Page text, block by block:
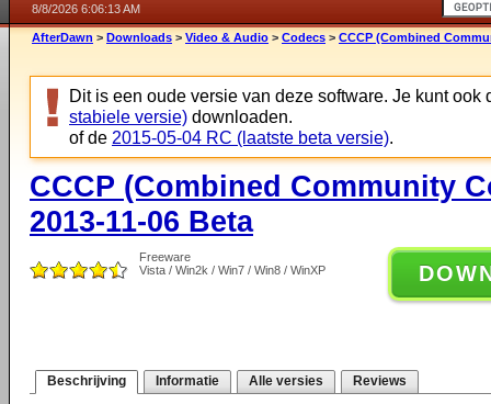
8/8/2026 6:06:13 AM
AfterDawn > Downloads > Video & Audio > Codecs > CCCP (Combined
Dit is een oude versie van deze software. Je kunt ook
stabiele versie) downloaden.
of de 2015-05-04 RC (laatste beta versie).
CCCP (Combined Community
2013-11-06 Beta
Freeware
Vista / Win2k / Win7 / Win8 / WinXP
Beschrijving Informatie Alle versies Reviews